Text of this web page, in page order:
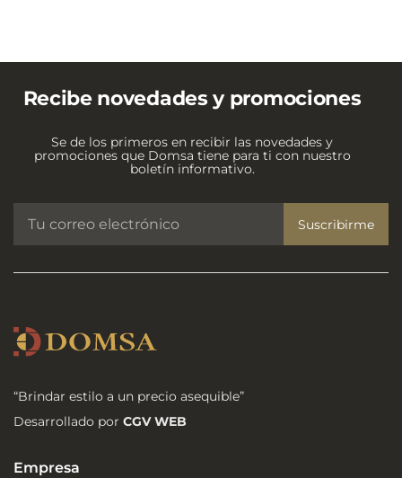
Recibe novedades y promociones
Se de los primeros en recibir las novedades y
promociones que Domsa tiene para ti con nuestro
boletín informativo.
Suscribirme
“Brindar estilo a un precio asequible”
Desarrollado por CGV WEB
Empresa